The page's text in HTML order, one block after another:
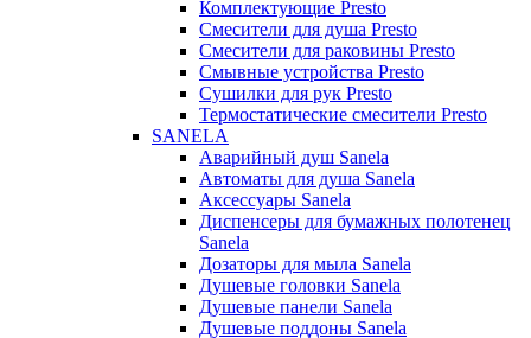
Комплектующие Presto
Смесители для душа Presto
Смесители для раковины Presto
Смывные устройства Presto
Сушилки для рук Presto
Термостатические смесители Presto
SANELA
Аварийный душ Sanela
Автоматы для душа Sanela
Аксессуары Sanela
Диспенсеры для бумажных полотенец
Sanela
Дозаторы для мыла Sanela
Душевые головки Sanela
Душевые панели Sanela
Душевые поддоны Sanela